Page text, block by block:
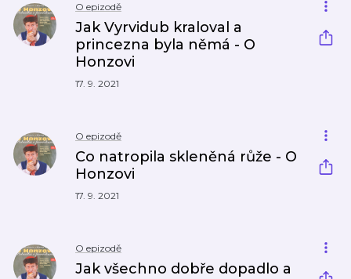
O epizodě
Jak Vyrvidub kraloval a
princezna byla němá - O
Honzovi
17. 9. 2021
O epizodě
Co natropila skleněná růže - O
Honzovi
17. 9. 2021
O epizodě
Jak všechno dobře dopadlo a